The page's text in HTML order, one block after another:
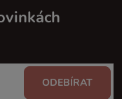
ODEBÍRAT